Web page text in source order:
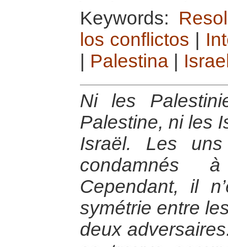
Keywords:
los conflictos
Palestina
Ni les
Palestine, ni les
Israël. Les
condamnés
Cependant, il
symétrie entre
deux